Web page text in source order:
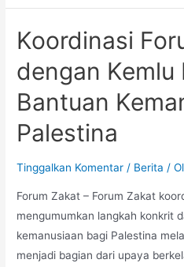
Koordinasi
dengan Kemlu
Bantuan
Palestina
Tinggalkan Komentar / Berita /
Forum Zakat – Forum Zakat
mengumumkan langkah konkrit
kemanusiaan bagi Palestina
menjadi bagian dari upaya